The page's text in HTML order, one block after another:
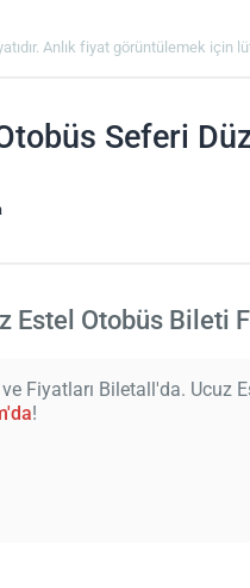
Anlık fiyat görüntülemek için
Seferi
Estel Otobüs Bileti
Fiyatları Biletall'da. Ucuz
!